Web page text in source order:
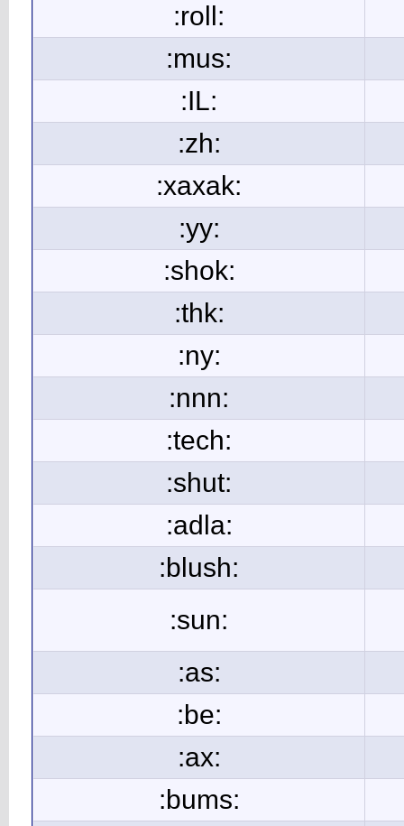
:roll:
:mus:
:IL:
:zh:
:xaxak:
:yy:
:shok:
:thk:
:ny:
:nnn:
:tech:
:shut:
:adla:
:blush:
:sun:
:as:
:be:
:ax:
:bums: